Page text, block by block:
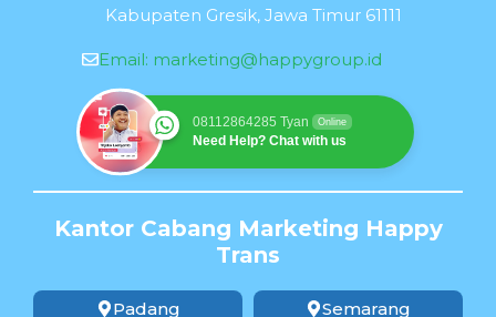
Kabupaten Gresik, Jawa Timur 61111
Email: marketing@happygroup.id
08112864285 Tyan Online
Need Help? Chat with us
Kantor Cabang Marketing Happy
Trans
Padang Semarang